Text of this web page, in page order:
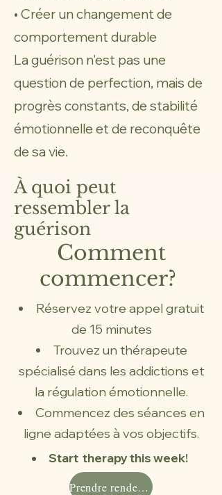
• Créer un changement de
comportement durable
La guérison n'est pas une
question de perfection, mais de
progrès constants, de stabilité
émotionnelle et de reconquête
de sa vie.
À quoi peut
ressembler la
guérison
Comment
commencer?
​Réservez votre appel gratuit
de 15 minutes
Trouvez un thérapeute
spécialisé dans les addictions et
la régulation émotionnelle.
Commencez des séances en
ligne adaptées à vos objectifs.
Start therapy this week!
Prendre rendez-vous